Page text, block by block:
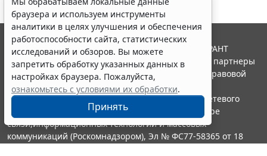
браузера и используем инструменты
аналитики в целях улучшения и обеспечения
работоспособности сайта, статистических
исследований и обзоров. Вы можете
запретить обработку указанных данных в
настройках браузера. Пожалуйста,
ознакомьтесь с условиями их обработки.
Принять
© ООО "НПП "ГАРАНТ-СЕРВИС", 2026. Система ГАРАНТ
выпускается с 1990 года. Компания "Гарант" и ее партнеры
являются участниками Российской ассоциации правовой
информации ГАРАНТ.
Портал ГАРАНТ.РУ зарегистрирован в качестве сетевого
издания Федеральной службой по надзору в сфере
связи,информационных технологий и массовых
коммуникаций (Роскомнадзором), Эл № ФС77-58365 от 18